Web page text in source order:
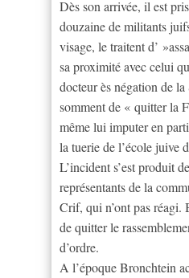
Dès son arrivée, il est
douzaine de militants
visage, le traitent d’
sa proximité avec celui
docteur ès négation de
somment de « quitter la
même lui imputer en
la tuerie de l’école juive
L’incident s’est produit
représentants de la
Crif, qui n’ont pas réagi.
de quitter le
d’ordre.
A l’époque Bronchtein